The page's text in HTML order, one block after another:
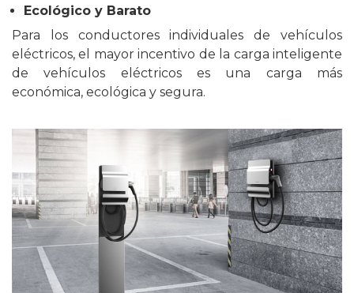
Ecológico y Barato
Para los conductores individuales de vehículos
eléctricos, el mayor incentivo de la carga inteligente
de vehículos eléctricos es una carga más
económica, ecológica y segura.